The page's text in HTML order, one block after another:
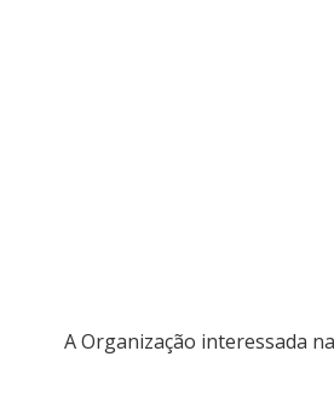
A Organização interessada